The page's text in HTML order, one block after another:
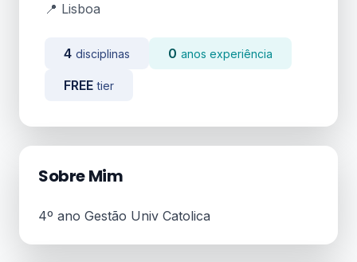
📍 Lisboa
4 disciplinas 0 anos experiência
FREE tier
Sobre Mim
4º ano Gestão Univ Catolica